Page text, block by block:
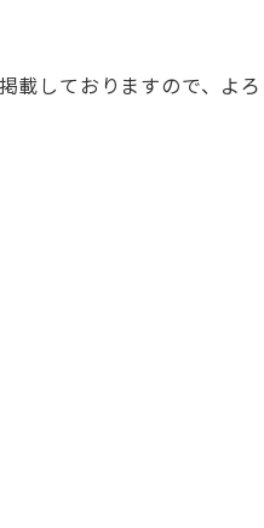
載しておりますので、よ